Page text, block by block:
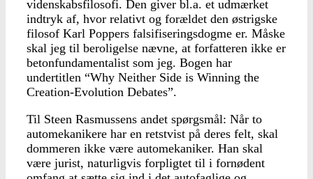
videnskabsfiloso­fi. Den giver bl.a. et udmær­ket
indtryk af, hvor relativt og forældet den østrigske
fi­losof Karl Poppers falsifiseringsdogme er. Måske
skal jeg til beroligelse nævne, at forfatteren ikke er
betonfundamentalist som jeg. Bogen har
undertitlen “Why Neither Side is Winning the
Creation-Evolution Debates”.
Til Steen Rasmussens an­det spørgsmål: Når to
automekanikere har en retstvist på deres felt, skal
dommeren ikke være automekaniker. Han skal
være jurist, natur­ligvis forpligtet til i fornød­ent